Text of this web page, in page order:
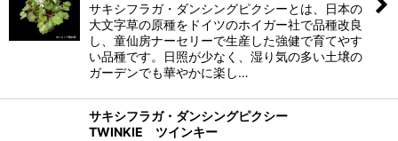
サキシフラガ・ダンシングピクシーとは、日本の
大文字草の原種をドイツのホイガー社で品種改良
し、童仙房ナーセリーで生産した強健で育てやす
い品種です。日照が少なく、湿り気の多い土壌の
ガーデンでも華やかに楽し…
サキシフラガ・ダンシングピクシー
TWINKIE ツインキー